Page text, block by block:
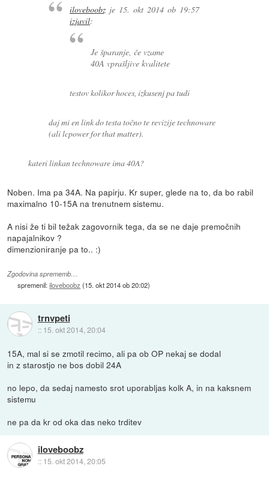
iloveboobzje 15. okt 2014 ob 19:57
izjavil:
Je šparanje, če vzame
40A vprašljive kvalitete
testov kolikor hoces, izkusenj pa tudi
daj mi en link do testa točno te revizije technoware
(ali lcpower for that matter).
kateri linkan technoware ima 40A?
Noben. Ima pa 34A. Na papirju. Kr super, glede na to, da bo rabil
maximalno 10-15A na trenutnem sistemu.
A nisi že ti bil težak zagovornik tega, da se ne daje premočnih
napajalnikov ?
dimenzioniranje pa to.. :)
Zgodovina sprememb…
spremenil:iloveboobz (15. okt 2014 ob 20:02)
trnvpeti
:: 15. okt 2014, 20:04
15A, mal si se zmotil recimo, ali pa ob OP nekaj se dodal
in z starostjo ne bos dobil 24A
no lepo, da sedaj namesto srot uporabljas kolk A, in na kaksnem
sistemu
ne pa da kr od oka das neko trditev
iloveboobz
:: 15. okt 2014, 20:05